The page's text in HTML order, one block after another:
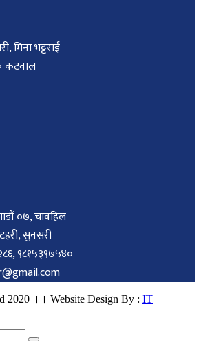
मिना भट्टराई
कटवाल
०७, चावहिल
सुनसरी
९८१५३९७५४०
2020 ।। Website Design By : IT